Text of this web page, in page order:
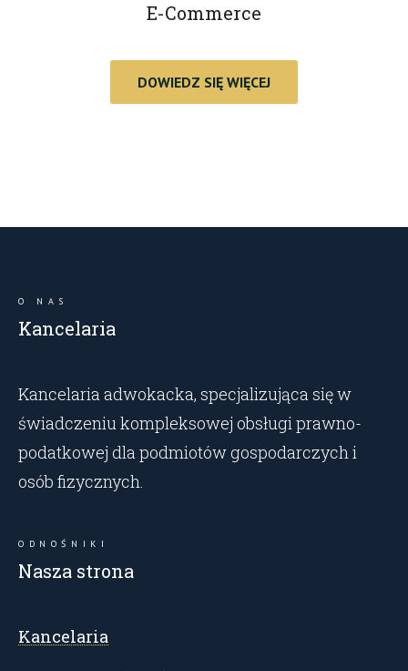
E-Commerce
DOWIEDZ SIĘ WIĘCEJ
O NAS
Kancelaria
Kancelaria adwokacka, specjalizująca się w
świadczeniu kompleksowej obsługi prawno-
podatkowej dla podmiotów gospodarczych i
osób fizycznych.
ODNOŚNIKI
Nasza strona
Kancelaria